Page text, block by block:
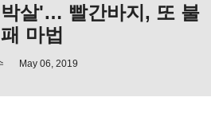
살'… 빨간바지, 또 불
패 마법
May 06, 2019